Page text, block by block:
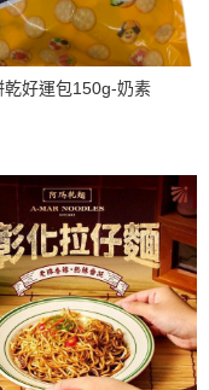
乾好運包150g-奶素